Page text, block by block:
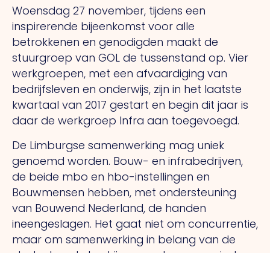
Woensdag 27 november, tijdens een
inspirerende bijeenkomst voor alle
betrokkenen en genodigden maakt de
stuurgroep van GOL de tussenstand op. Vier
werkgroepen, met een afvaardiging van
bedrijfsleven en onderwijs, zijn in het laatste
kwartaal van 2017 gestart en begin dit jaar is
daar de werkgroep Infra aan toegevoegd.
De Limburgse samenwerking mag uniek
genoemd worden. Bouw- en infrabedrijven,
de beide mbo en hbo-instellingen en
Bouwmensen hebben, met ondersteuning
van Bouwend Nederland, de handen
ineengeslagen. Het gaat niet om concurrentie,
maar om samenwerking in belang van de